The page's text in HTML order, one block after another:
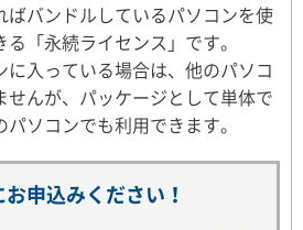
ばバンドルしているパソコンを使
「永続ライセンス」です。
に入っている場合は、他のパソコ
せんが、パッケージとして単体で
ソコンでも利用できます。
申込みください！